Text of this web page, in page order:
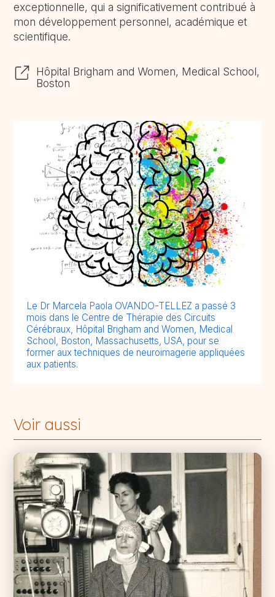
exceptionnelle, qui a significativement contribué à
mon développement personnel, académique et
scientifique.
Hôpital Brigham and Women, Medical School,
Boston
Le Dr Marcela Paola OVANDO-TELLEZ a passé 3
mois dans le Centre de Thérapie des Circuits
Cérébraux, Hôpital Brigham and Women, Medical
School, Boston, Massachusetts, USA, pour se
former aux techniques de neuroimagerie appliquées
aux patients.
Voir aussi